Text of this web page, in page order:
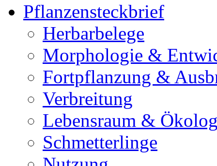
Pflanzensteckbrief
Herbarbelege
Morphologie &
Fortpflanzung &
Verbreitung
Lebensraum &
Schmetterlinge